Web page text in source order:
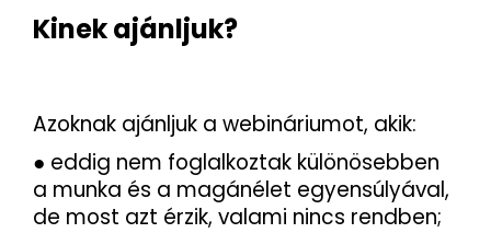
Kinek ajánljuk?
Azoknak ajánljuk a webináriumot, akik:
● eddig nem foglalkoztak különösebben
a munka és a magánélet egyensúlyával,
de most azt érzik, valami nincs rendben;